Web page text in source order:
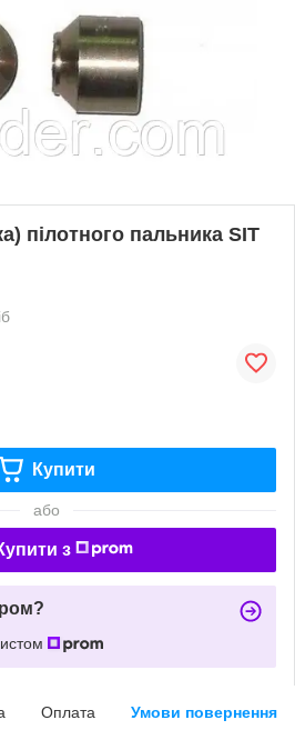
пілотного пальника SIT
Купити
або
з
Оплата Умови повернення